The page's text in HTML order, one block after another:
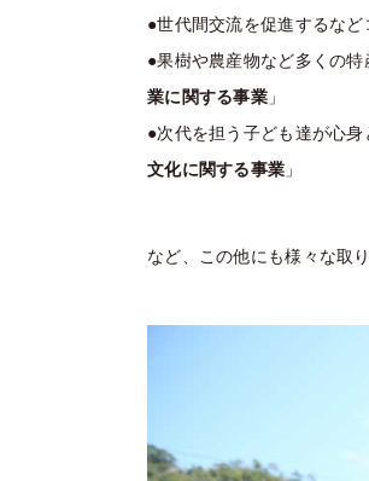
●世代間交流を促進するな
●果樹や農産物など多くの
業に関する事業」
●次代を担う子ども達が心
文化に関する事業 」
など、この他にも様々な取